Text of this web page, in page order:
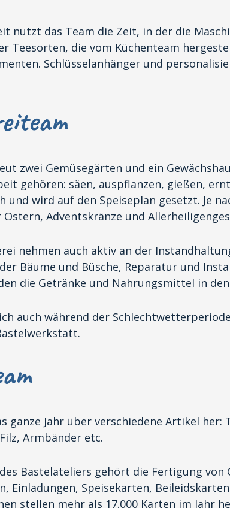
nutzt das Team die Zeit, in der die
Teesorten, die vom Küchenteam
Schlüsselanhänger und
zwei Gemüsegärten und ein
gehören: säen, auspflanzen, gießen,
und wird auf den Speiseplan gesetzt. Je
Adventskränze und
nehmen auch aktiv an der
Bäume und Büsche, Reparatur und
die Getränke und Nahrungsmittel in
auch während der
ganze Jahr über verschiedene Artikel
Armbänder etc.
Bastelateliers gehört die Fertigung
Einladungen, Speisekarten,
stellen mehr als 17.000 Karten im